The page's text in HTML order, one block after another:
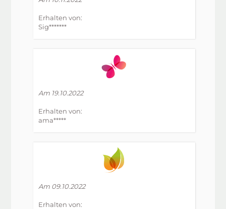
Erhalten von:
Sig*******
Am 19.10.2022
Erhalten von:
ama*****
Am 09.10.2022
Erhalten von: